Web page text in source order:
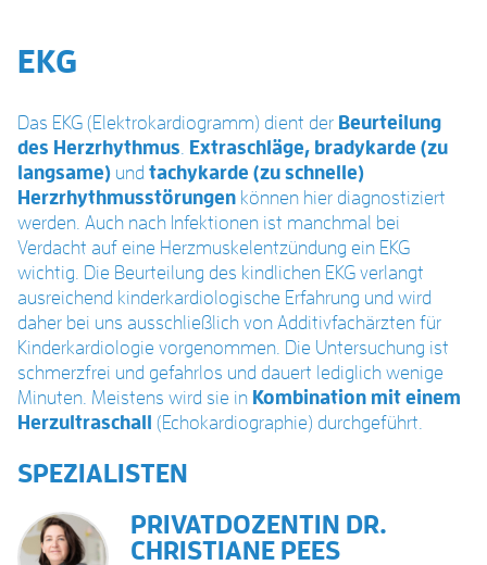
EKG
Das EKG (Elektrokardiogramm) dient der Beurteilung
des Herzrhythmus
Extraschläge, bradykarde (zu
langsame)und tachykarde (zu schnelle)
Herzrhythmusstörungenkönnen hier diagnostiziert
werden. Auch nach Infektionen ist manchmal bei
Verdacht auf eine Herzmuskelentzündung ein EKG
wichtig. Die Beurteilung des kindlichen EKG verlangt
ausreichend kinderkardiologische Erfahrung und wird
daher bei uns ausschließlich von Additivfachärzten für
Kinderkardiologie vorgenommen. Die Untersuchung ist
schmerzfrei und gefahrlos und dauert lediglich wenige
Minuten. Meistens wird sie in Kombination mit einem
Herzultraschall (Echokardiographie) durchgeführt.
SPEZIALISTEN
PRIVATDOZENTIN DR.
CHRISTIANE PEES